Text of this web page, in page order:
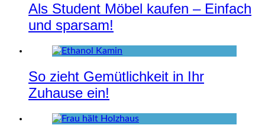
Als Student Möbel kaufen – Einfach
und sparsam!
So zieht Gemütlichkeit in Ihr
Zuhause ein!